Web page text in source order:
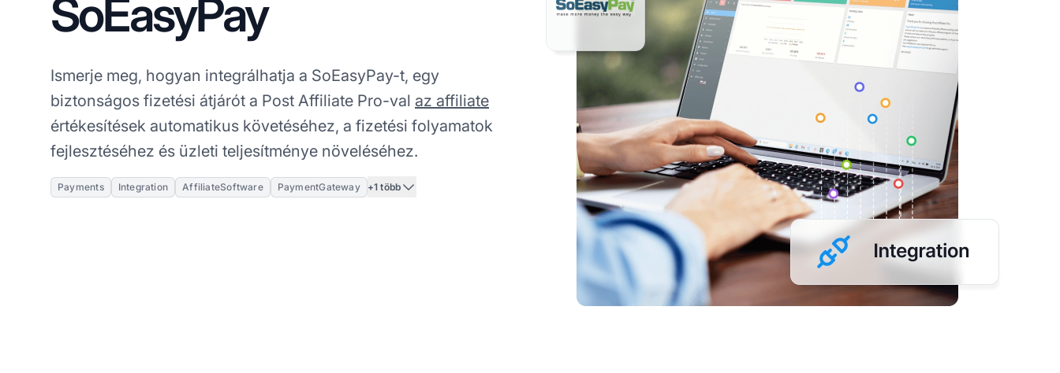
SoEasyPay
Ismerje meg, hogyan integrálhatja a SoEasyPay-t, egy
biztonságos fizetési átjárót a Post Affiliate Pro-val az affiliate
értékesítések automatikus követéséhez, a fizetési folyamatok
fejlesztéséhez és üzleti teljesítménye növeléséhez.
Payments Integration AffiliateSoftware PaymentGateway +1 több